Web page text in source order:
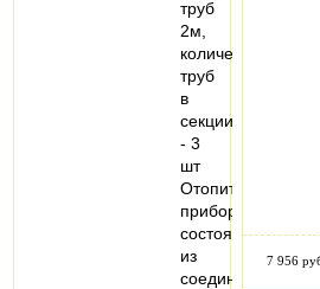
труб
2м,
количество
труб
в
секции
- 3
шт
Отопительный
прибор,
состоящий
из
соединенных…
7 956